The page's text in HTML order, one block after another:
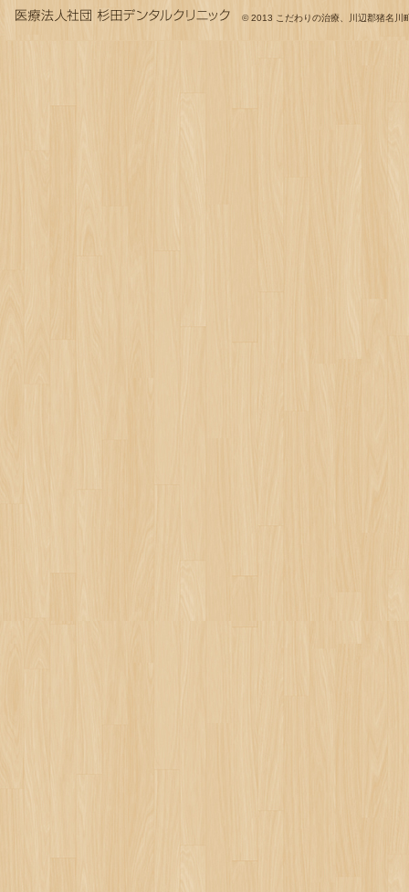
© 2013 こだわりの治療、川辺郡猪名川